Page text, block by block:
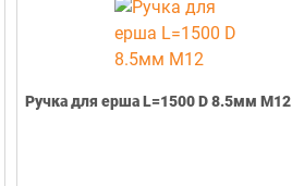
Ручка для ерша L=1500 D 8.5мм М12